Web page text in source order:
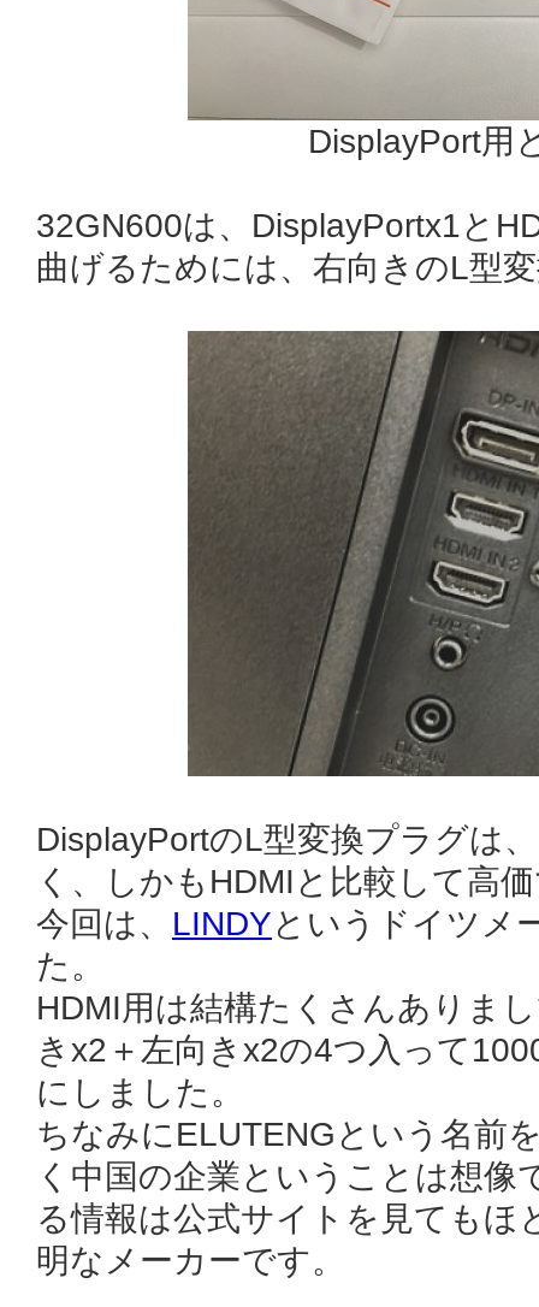
DisplayPort用
32GN600は、DisplayPortx1と
曲げるためには、右向きのL型
DisplayPortのL型変換プラグは
く、しかもHDMIと比較して高
今回は、 LINDYというドイツメ
た。
HDMI用は結構たくさんありま
きx2＋左向きx2の4つ入って
にしました。
ちなみにELUTENGという名前
く中国の企業ということは想像
る情報は公式サイトを見てもほ
明なメーカーです。